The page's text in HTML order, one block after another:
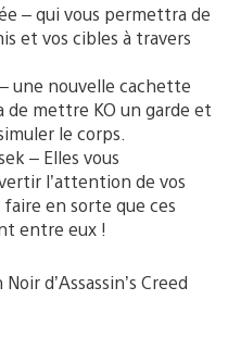
– qui vous permettra de
et vos cibles à travers
une nouvelle cachette
de mettre KO un garde et
le corps.
– Elles vous
l’attention de vos
en sorte que ces
entre eux !
d’Assassin’s Creed